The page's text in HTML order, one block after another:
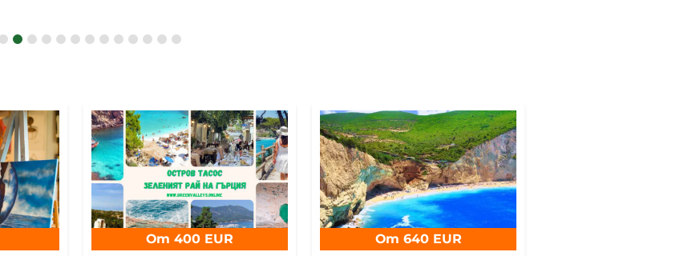
От 400 EUR От 640 EUR